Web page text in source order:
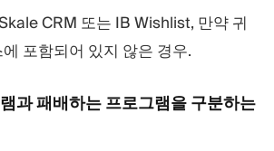
CRM 또는 IB Wishlist, 만약 귀
포함되어 있지 않은 경우.
과 패배하는 프로그램을 구분하는